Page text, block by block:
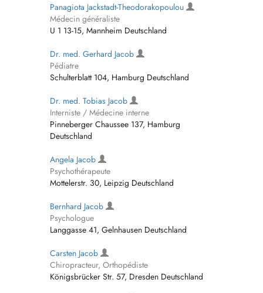
Panagiota Jackstadt-Theodorakopoulou
Médecin généraliste
U 1 13-15, Mannheim Deutschland
Dr. med. Gerhard Jacob
Pédiatre
Schulterblatt 104, Hamburg Deutschland
Dr. med. Tobias Jacob
Interniste / Médecine interne
Pinneberger Chaussee 137, Hamburg
Deutschland
Angela Jacob
Psychothérapeute
Mottelerstr. 30, Leipzig Deutschland
Bernhard Jacob
Psychologue
Langgasse 41, Gelnhausen Deutschland
Carsten Jacob
Chiropracteur, Orthopédiste
Königsbrücker Str. 57, Dresden Deutschland